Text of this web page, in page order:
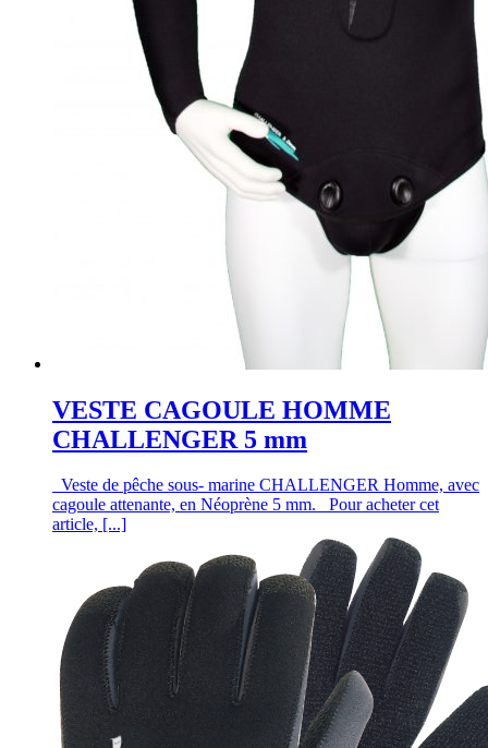
VESTE CAGOULE HOMME
CHALLENGER 5 mm
Veste de pêche sous- marine CHALLENGER Homme, avec
cagoule attenante, en Néoprène 5 mm. Pour acheter cet
article, [...]